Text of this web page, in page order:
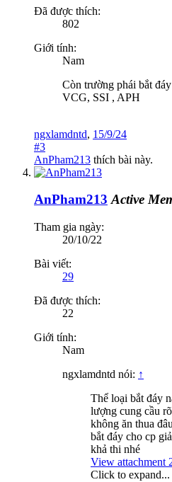
Đã được thích:
802
Giới tính:
Nam
Còn trường phái bắt
VCG, SSI , APH
ngxlamdntd, 15/9/24
#3
AnPham213 thích bài này.
AnPham213 Active
Tham gia ngày:
20/10/22
Bài viết:
29
Đã được thích:
22
Giới tính:
Nam
ngxlamdntd nói: ↑
Thể loại bắt đáy
lượng cung cầu
không ăn thua
bắt đáy cho cp
khả thi nhé
View attachment
Click to expand...